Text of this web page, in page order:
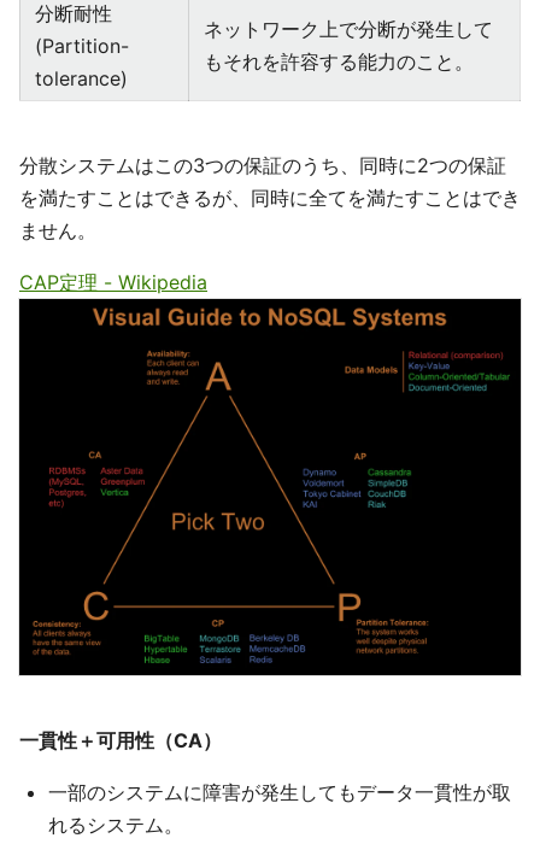
分断耐性
(Partition-
tolerance)
ネットワーク上で分断が発生して
もそれを許容する能力のこと。
分散システムはこの3つの保証のうち、同時に2つの保証
を満たすことはできるが、同時に全てを満たすことはでき
ません。
CAP定理 - Wikipedia
一貫性＋可用性（CA）
一部のシステムに障害が発生してもデータ一貫性が取
れるシステム。